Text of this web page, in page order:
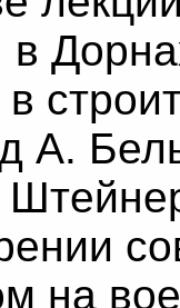
в
в
А.
на